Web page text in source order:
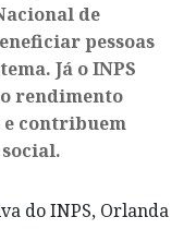
de
pessoas
Já o INPS
rendimento
e contribuem
do INPS, Orlanda